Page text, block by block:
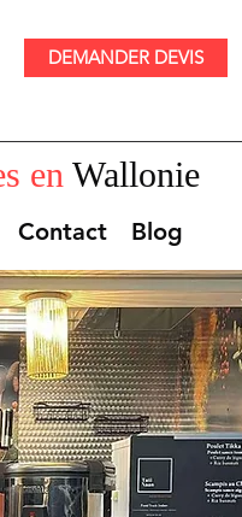
DEMANDER DEVIS
en Wallonie
Contact Blog